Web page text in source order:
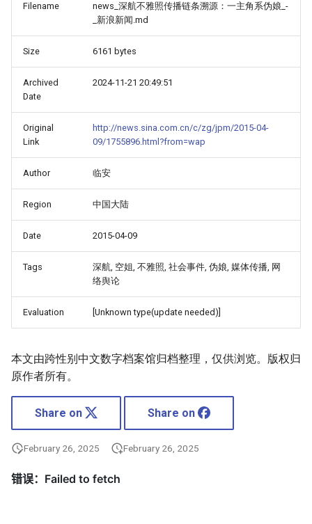
Filename
news_深航不雅照传播链条溯源：一主角系伪娘_-
_新浪新闻.md
Size 6161 bytes
Archived
Date
2024-11-21 20:49:51
Original
Link
http://news.sina.com.cn/c/zg/jpm/2015-04-
09/1755896.html?from=wap
Author 临安
Region 中国大陆
Date 2015-04-09
Tags
深航, 空姐, 不雅照, 社会事件, 伪娘, 媒体传播, 网
络舆论
Evaluation [Unknown type(update needed)]
本文由跨性别中文数字档案馆归档整理，仅供浏览。版权归
原作者所有。
Share on Share on
February 26, 2025 February 26, 2025